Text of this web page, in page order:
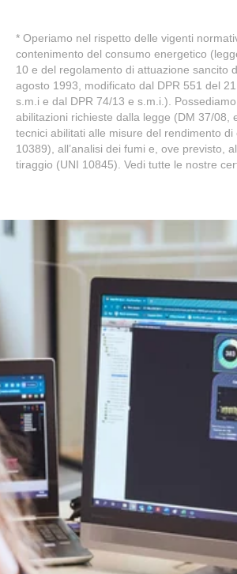
* Operiamo nel rispetto delle vigenti
contenimento del consumo energetico
10 e del regolamento di attuazione sancito
agosto 1993, modificato dal DPR 551 del
s.m.i e dal DPR 74/13 e s.m.i.).
abilitazioni richieste dalla legge (DM 37/08,
tecnici abilitati alle misure del rendimento di
10389), all’analisi dei fumi e, ove previsto,
tiraggio (UNI 10845). Vedi tutte le nostre